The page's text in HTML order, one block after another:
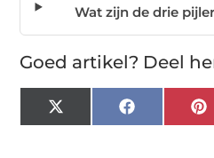
Wat zijn de drie
Goed artikel? Deel
X
(Twitter)
Facebook